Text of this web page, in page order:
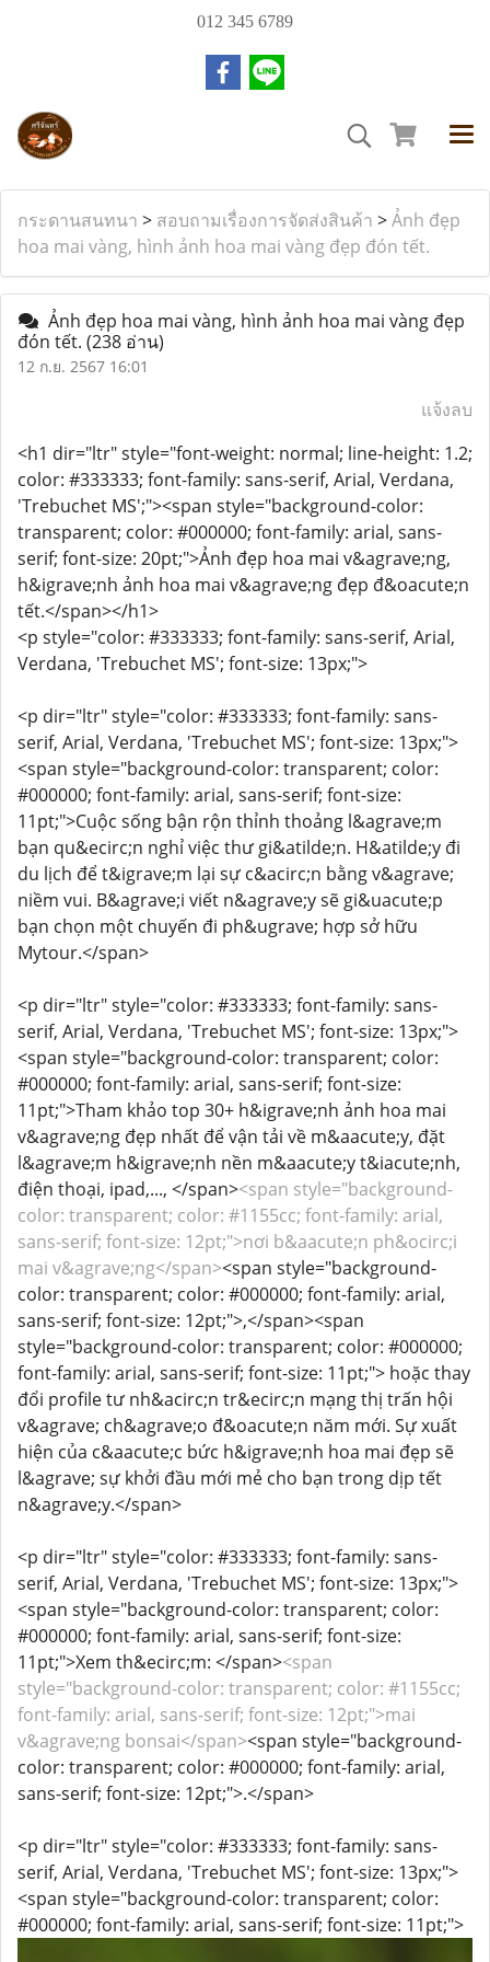
012 345 6789
กระดานสนทนา > สอบถามเรื่องการจัดส่งสินค้า >Ảnh đẹp
hoa mai vàng, hình ảnh hoa mai vàng đẹp đón tết.
Ảnh đẹp hoa mai vàng, hình ảnh hoa mai vàng đẹp
đón tết. (238 อ่าน)
12 ก.ย. 2567 16:01
แจ้งลบ
<h1 dir="ltr" style="font-weight: normal; line-height: 1.2;
color: #333333; font-family: sans-serif, Arial, Verdana,
'Trebuchet MS';"><span style="background-color:
transparent; color: #000000; font-family: arial, sans-
serif; font-size: 20pt;">Ảnh đẹp hoa mai v&agrave;ng,
h&igrave;nh ảnh hoa mai v&agrave;ng đẹp đ&oacute;n
tết.</span></h1>
<p style="color: #333333; font-family: sans-serif, Arial,
Verdana, 'Trebuchet MS'; font-size: 13px;">
<p dir="ltr" style="color: #333333; font-family: sans-
serif, Arial, Verdana, 'Trebuchet MS'; font-size: 13px;">
<span style="background-color: transparent; color:
#000000; font-family: arial, sans-serif; font-size:
11pt;">Cuộc sống bận rộn thỉnh thoảng l&agrave;m
bạn qu&ecirc;n nghỉ việc thư gi&atilde;n. H&atilde;y đi
du lịch để t&igrave;m lại sự c&acirc;n bằng v&agrave;
niềm vui. B&agrave;i viết n&agrave;y sẽ gi&uacute;p
bạn chọn một chuyến đi ph&ugrave; hợp sở hữu
Mytour.</span>
<p dir="ltr" style="color: #333333; font-family: sans-
serif, Arial, Verdana, 'Trebuchet MS'; font-size: 13px;">
<span style="background-color: transparent; color:
#000000; font-family: arial, sans-serif; font-size:
11pt;">Tham khảo top 30+ h&igrave;nh ảnh hoa mai
v&agrave;ng đẹp nhất để vận tải về m&aacute;y, đặt
l&agrave;m h&igrave;nh nền m&aacute;y t&iacute;nh,
điện thoại, ipad,..., </span><span style="background-
color: transparent; color: #1155cc; font-family: arial,
sans-serif; font-size: 12pt;">nơi b&aacute;n ph&ocirc;i
mai v&agrave;ng</span><span style="background-
color: transparent; color: #000000; font-family: arial,
sans-serif; font-size: 12pt;">,</span><span
style="background-color: transparent; color: #000000;
font-family: arial, sans-serif; font-size: 11pt;"> hoặc thay
đổi profile tư nh&acirc;n tr&ecirc;n mạng thị trấn hội
v&agrave; ch&agrave;o đ&oacute;n năm mới. Sự xuất
hiện của c&aacute;c bức h&igrave;nh hoa mai đẹp sẽ
l&agrave; sự khởi đầu mới mẻ cho bạn trong dịp tết
n&agrave;y.</span>
<p dir="ltr" style="color: #333333; font-family: sans-
serif, Arial, Verdana, 'Trebuchet MS'; font-size: 13px;">
<span style="background-color: transparent; color:
#000000; font-family: arial, sans-serif; font-size:
11pt;">Xem th&ecirc;m: </span><span
style="background-color: transparent; color: #1155cc;
font-family: arial, sans-serif; font-size: 12pt;">mai
v&agrave;ng bonsai</span><span style="background-
color: transparent; color: #000000; font-family: arial,
sans-serif; font-size: 12pt;">.</span>
<p dir="ltr" style="color: #333333; font-family: sans-
serif, Arial, Verdana, 'Trebuchet MS'; font-size: 13px;">
<span style="background-color: transparent; color:
#000000; font-family: arial, sans-serif; font-size: 11pt;">